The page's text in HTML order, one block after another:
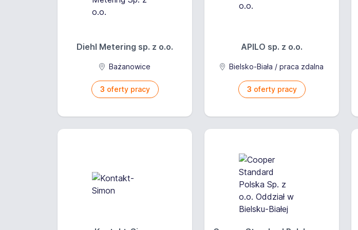
Diehl Metering sp. z o.o.
Bażanowice
3 oferty pracy
APILO sp. z o.o.
Bielsko-Biała / praca zdalna
3 oferty pracy